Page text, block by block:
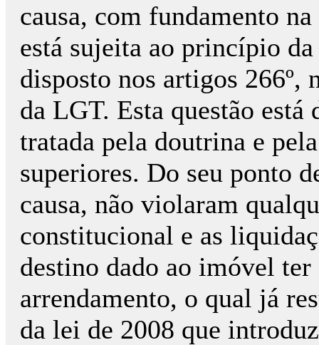
causa, com fundamento
está sujeita ao princípio
disposto nos artigos 266º,
da LGT. Esta questão está
tratada pela doutrina e
superiores. Do seu ponto
causa, não violaram
constitucional e as
destino dado ao imóvel
arrendamento, o qual já
da lei de 2008 que